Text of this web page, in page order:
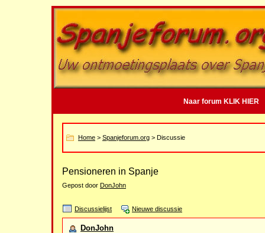
Naar forum KLIK HIER
Home > Spanjeforum.org > Discussie
Pensioneren in Spanje
Gepost door DonJohn
Discussielijst Nieuwe discussie
DonJohn